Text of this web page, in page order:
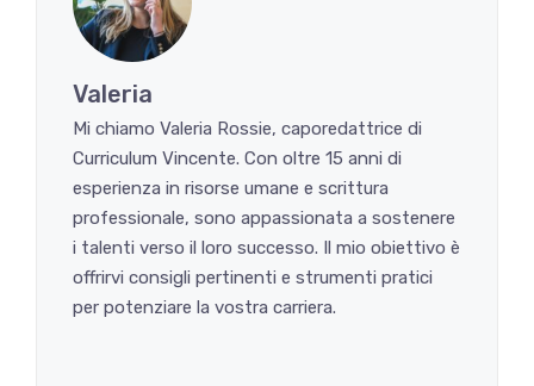
Valeria
Mi chiamo Valeria Rossie, caporedattrice di
Curriculum Vincente. Con oltre 15 anni di
esperienza in risorse umane e scrittura
professionale, sono appassionata a sostenere
i talenti verso il loro successo. Il mio obiettivo è
offrirvi consigli pertinenti e strumenti pratici
per potenziare la vostra carriera.